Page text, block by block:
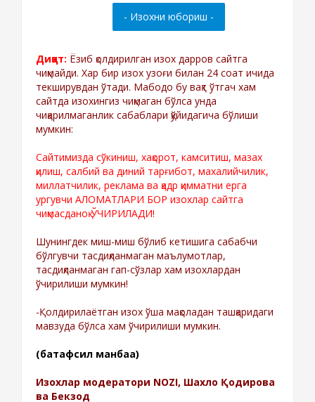
Диққат: Ёзиб қолдирилган изох дарров сайтга
чиқмайди. Хар бир изох узоғи билан 24 соат ичида
текширувдан ўтади. Мабодо бу вақт ўтгач хам
сайтда изохингиз чиқмаган бўлса унда
чиқарилмаганлик сабаблари қўйидагича бўлиши
мумкин:
Сайтимизда сўкиниш, хақорот, камситиш, мазах
қилиш, салбий ва диний тарғибот, махалийчилик,
миллатчилик, реклама ва қадр қимматни ерга
ургувчи АЛОМАТЛАРИ БОР изохлар сайтга
чиқмасданоқ ЎЧИРИЛАДИ!
Шунингдек миш-миш бўлиб кетишига сабабчи
бўлгувчи тасдиқланмаган маълумотлар,
тасдиқланмаган гап-сўзлар хам изохлардан
ўчирилиши мумкин!
-Қолдирилаётган изох ўша мақоладан ташқаридаги
мавзуда бўлса хам ўчирилиши мумкин.
(батафсил манбаа)
Изохлар модератори NOZI, Шахло Қодирова
ва Бекзод